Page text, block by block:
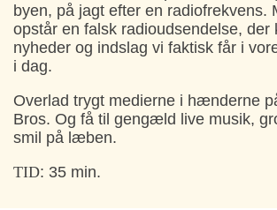
byen, på jagt efter en radiofrekvens.
opstår en falsk radioudsendelse, der
nyheder og indslag vi faktisk får i
i dag.
Overlad trygt medierne i hænderne
Bros. Og få til gengæld live musik,
smil på læben.
TID: 35 min.